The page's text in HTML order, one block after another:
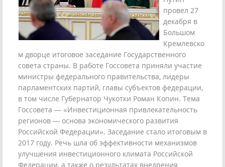
провел 27
декабря в
Большом
Кремлевско
м дворце итоговое заседание Государственного
совета страны. В работе Госсовета приняли участие
министры федерального правительства, лидеры
парламентских партий, главы субъектов федерации,
в том числе Губернатор Чукотки Роман Копин. Тема
Госсовета — «Инвестиционная привлекательность
регионов — основа экономического развития
Российской Федерации». Заседание стало итоговым в
2017 году. Речь шла об эффективности механизмов
улучшения инвестиционного климата Российской
Федерации, а также о результатах внедрения